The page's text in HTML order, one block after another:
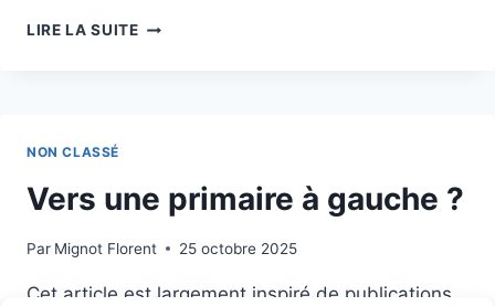
LIRE LA SUITEGLUCKSMANN
NON CLASSÉ
Vers une primaire à gauche ?
Par Mignot Florent 25 octobre 2025
Cet article est largement inspiré de publications